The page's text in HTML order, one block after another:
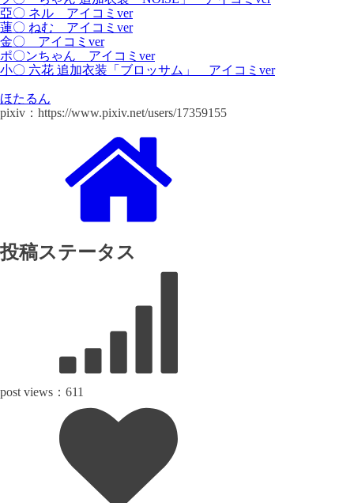
亞〇 ネル アイコミver
蓮〇 ねむ アイコミver
金〇 アイコミver
ポ〇ンちゃん アイコミver
小〇 六花 追加衣装「ブロッサム」 アイコミver
ほたるん
pixiv：https://www.pixiv.net/users/17359155
投稿ステータス
post views： 611